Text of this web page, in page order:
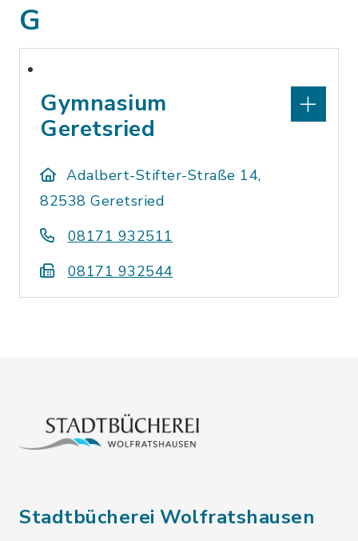
G
Gymnasium
Geretsried
Adalbert-Stifter-Straße 14,
82538 Geretsried
08171 932511
08171 932544
Stadtbücherei Wolfratshausen